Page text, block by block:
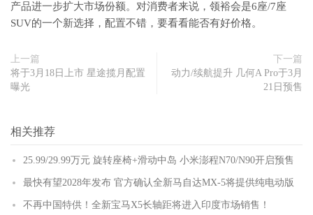
产品进一步扩大市场份额。对消费者来说，领裕会是6座/7座
SUV的一个新选择，配置不错，要看看能否有好价格。
上一篇
将于3月18日上市 星途揽月配置
曝光
下一篇
动力/续航提升 几何A Pro于3月
21日预售
相关推荐
25.99/29.99万元 旋转座椅+滑动中岛 小米澎程N70/N90开启预售
最快有望2028年发布 官方确认全新马自达MX-5将提供纯电动版
不再中国特供！全新宝马X5长轴距将进入印度市场销售！